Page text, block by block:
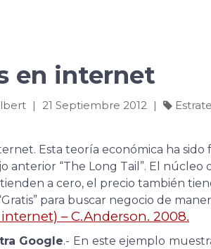
en internet
| 21 Septiembre 2012 |
Esta teoría económica ha
anterior “The Long Tail”. El
a cero, el precio también
para buscar negocio de
– C.Anderson. 2008.
Google.- En este ejemplo